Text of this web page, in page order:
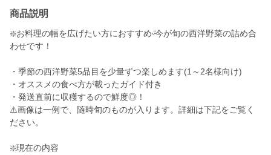
商品説明
❇️お料理の幅を広げたい方におすすめᵕ̈今が旬の西洋野菜の詰め合
わせです！
・季節の西洋野菜5品目を少量ずつ楽しめます(1～2名様向け)
・オススメの食べ方が載ったガイド付き
・発送直前に収穫するので鮮度◎！
⚠️画像は一例で、随時旬のものが入ります。詳細は下記をご覧く
ださい。
❇️現在の内容